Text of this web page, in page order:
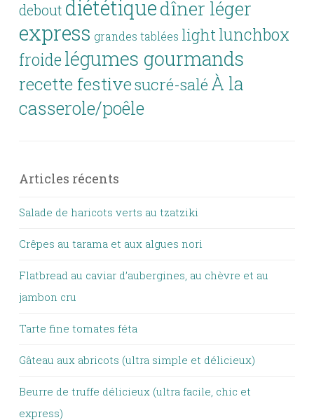
debout diététiquedîner léger
express grandes tablées lightlunchbox
froide légumes gourmands
recette festivesucré-salé À la
casserole/poêle
Articles récents
Salade de haricots verts au tzatziki
Crêpes au tarama et aux algues nori
Flatbread au caviar d’aubergines, au chèvre et au
jambon cru
Tarte fine tomates féta
Gâteau aux abricots (ultra simple et délicieux)
Beurre de truffe délicieux (ultra facile, chic et
express)